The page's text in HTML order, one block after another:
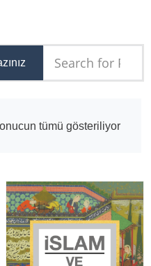
tümü gösteriliyor